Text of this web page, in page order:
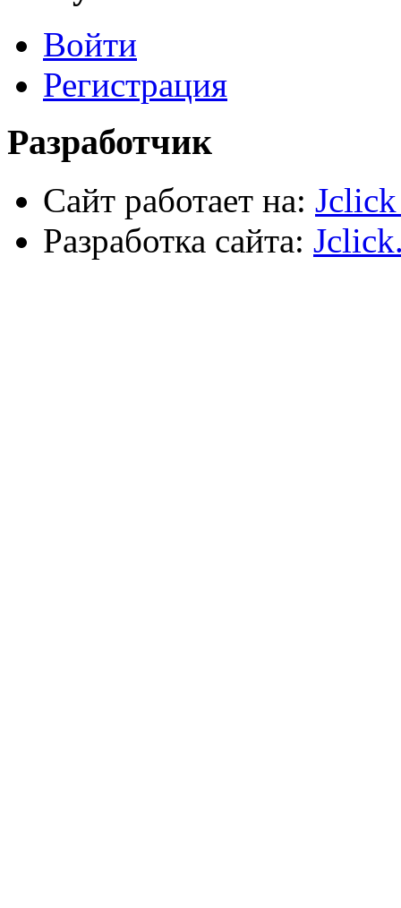
Электрика, осветительное оборудование
Пена и герметики
Автомобильный инструмент
Сварочное оборудование
Силовое оборудование
Войти
Регистрация
Разработчик
Сайт работает на:
Разработка сайта: